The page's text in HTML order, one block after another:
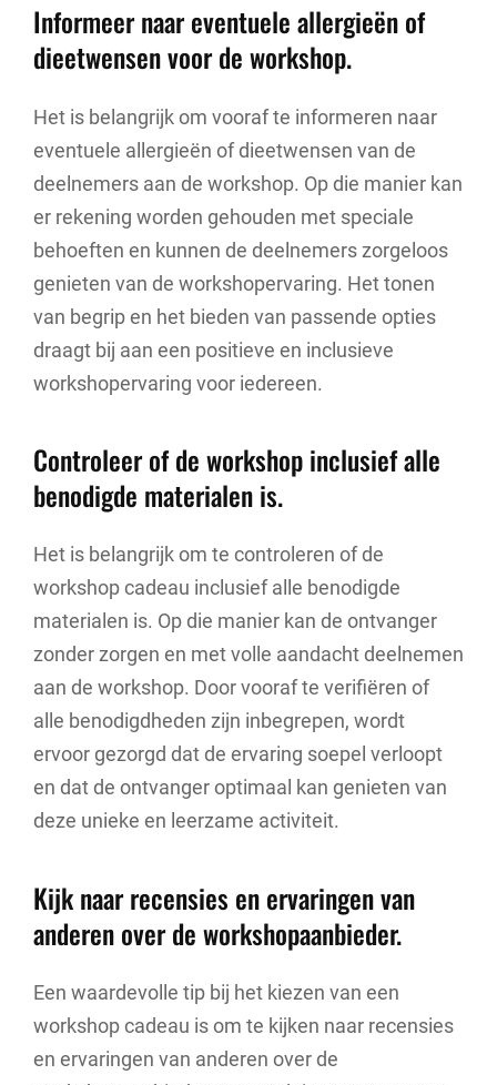
Informeer naar eventuele allergieën of
dieetwensen voor de workshop.
Het is belangrijk om vooraf te informeren naar
eventuele allergieën of dieetwensen van de
deelnemers aan de workshop. Op die manier kan
er rekening worden gehouden met speciale
behoeften en kunnen de deelnemers zorgeloos
genieten van de workshopervaring. Het tonen
van begrip en het bieden van passende opties
draagt bij aan een positieve en inclusieve
workshopervaring voor iedereen.
Controleer of de workshop inclusief alle
benodigde materialen is.
Het is belangrijk om te controleren of de
workshop cadeau inclusief alle benodigde
materialen is. Op die manier kan de ontvanger
zonder zorgen en met volle aandacht deelnemen
aan de workshop. Door vooraf te verifiëren of
alle benodigdheden zijn inbegrepen, wordt
ervoor gezorgd dat de ervaring soepel verloopt
en dat de ontvanger optimaal kan genieten van
deze unieke en leerzame activiteit.
Kijk naar recensies en ervaringen van
anderen over de workshopaanbieder.
Een waardevolle tip bij het kiezen van een
workshop cadeau is om te kijken naar recensies
en ervaringen van anderen over de